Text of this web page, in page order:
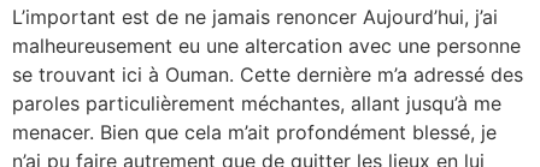
L’important est de ne jamais renoncer Aujourd’hui, j’ai
malheureusement eu une altercation avec une personne
se trouvant ici à Ouman. Cette dernière m’a adressé des
paroles particulièrement méchantes, allant jusqu’à me
menacer. Bien que cela m’ait profondément blessé, je
n’ai pu faire autrement que de quitter les lieux en lui